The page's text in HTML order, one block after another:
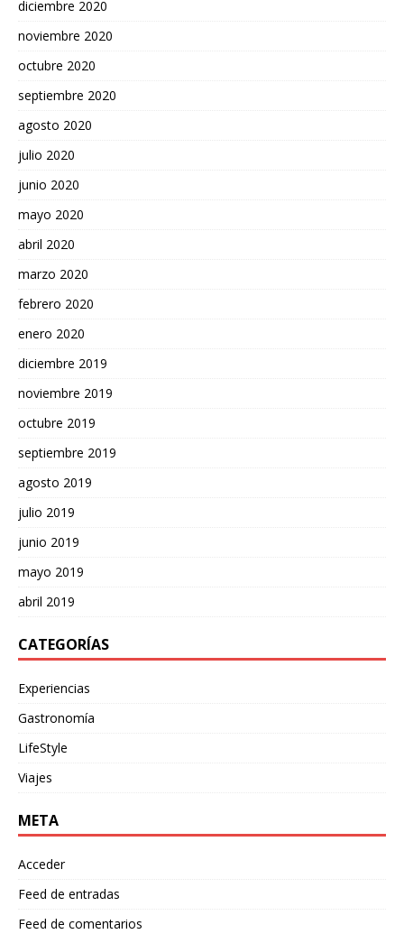
diciembre 2020
noviembre 2020
octubre 2020
septiembre 2020
agosto 2020
julio 2020
junio 2020
mayo 2020
abril 2020
marzo 2020
febrero 2020
enero 2020
diciembre 2019
noviembre 2019
octubre 2019
septiembre 2019
agosto 2019
julio 2019
junio 2019
mayo 2019
abril 2019
CATEGORÍAS
Experiencias
Gastronomía
LifeStyle
Viajes
META
Acceder
Feed de entradas
Feed de comentarios